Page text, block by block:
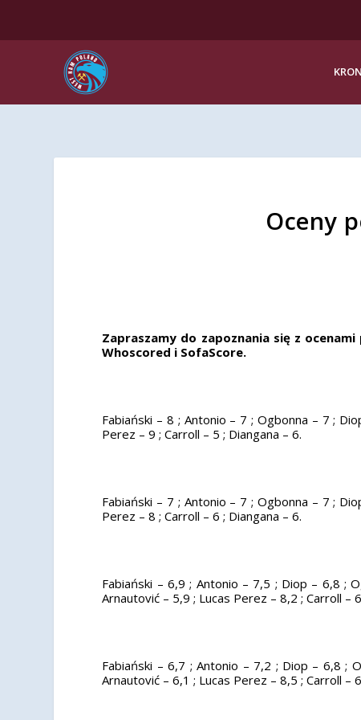
Oceny
Zapraszamy do zapoznania się z
Whoscored i SofaScore.
Fabiański – 8 ; Antonio – 7 ; Ogbonna – 7 ;
Perez – 9 ; Carroll – 5 ; Diangana – 6.
Fabiański – 7 ; Antonio – 7 ; Ogbonna – 7 ;
Perez – 8 ; Carroll – 6 ; Diangana – 6.
Fabiański – 6,9 ; Antonio – 7,5 ; Diop – 6,8 ;
Arnautović – 5,9 ; Lucas Perez – 8,2 ; Carroll –
Fabiański – 6,7 ; Antonio – 7,2 ; Diop – 6,8 ;
Arnautović – 6,1 ; Lucas Perez – 8,5 ; Carroll –